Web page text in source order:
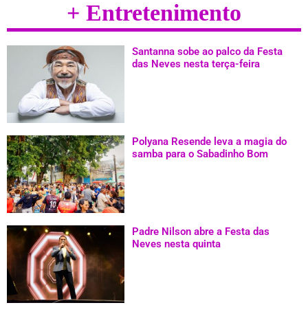
+ Entretenimento
Santanna sobe ao palco da Festa
das Neves nesta terça-feira
Polyana Resende leva a magia do
samba para o Sabadinho Bom
Padre Nilson abre a Festa das
Neves nesta quinta